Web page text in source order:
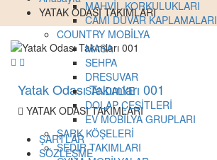
MAHVİL KORKULUKLARI
CAMİ DUVAR KAPLAMALARI
COUNTRY MOBİLYA
MASA
SEHPA
DRESUVAR
SANDALYE
DOLAP ÇEŞİTLERİ
EV MOBİLYA GRUPLARI
ŞARK KÖŞELERİ
SEDİR TAKIMLARI
YATAK ODASI TAKIMLARI
Yatak Odası Takımları 001
YATAK ODASI TAKIMLARI
ŞARTLAR
SÖZLEŞME